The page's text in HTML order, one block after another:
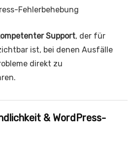
Fehlerbehebung
Support, der für
ist, bei denen Ausfälle
direkt zu
& WordPress-